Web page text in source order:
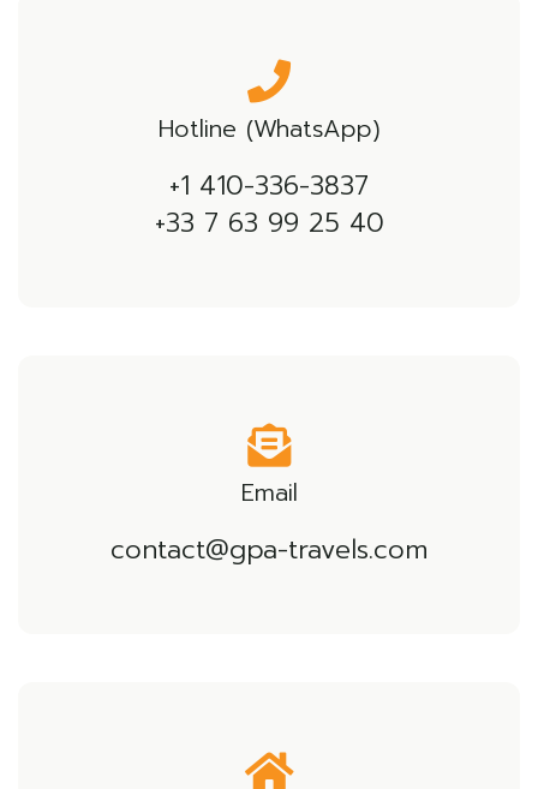
Hotline (WhatsApp)
+1 410-336-3837
+33 7 63 99 25 40
Email
contact@gpa-travels.com